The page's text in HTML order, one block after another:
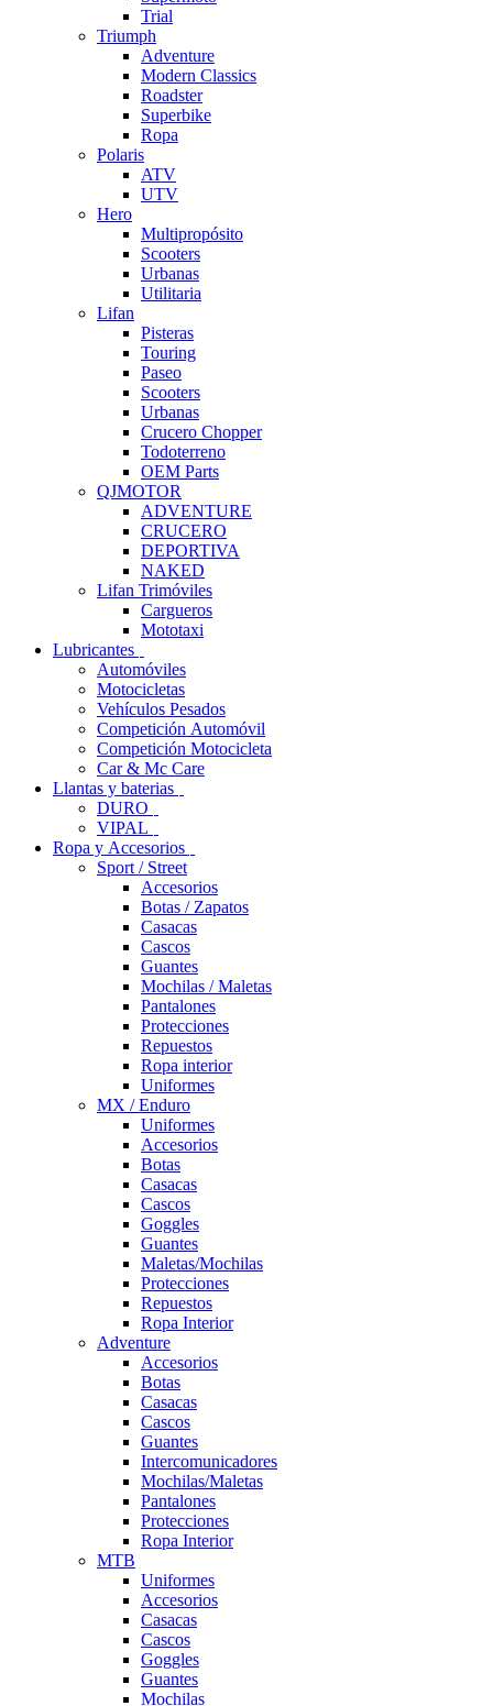
Trial
Triumph
Adventure
Modern Classics
Roadster
Superbike
Ropa
Polaris
ATV
UTV
Hero
Multipropósito
Scooters
Urbanas
Utilitaria
Lifan
Pisteras
Touring
Paseo
Scooters
Urbanas
Crucero Chopper
Todoterreno
OEM Parts
QJMOTOR
ADVENTURE
CRUCERO
DEPORTIVA
NAKED
Lifan Trimóviles
Cargueros
Mototaxi
Lubricantes
Automóviles
Motocicletas
Vehículos Pesados
Competición Automóvil
Competición Motocicleta
Car & Mc Care
Llantas y baterias
DURO
VIPAL
Ropa y Accesorios
Sport / Street
Accesorios
Botas / Zapatos
Casacas
Cascos
Guantes
Mochilas / Maletas
Pantalones
Protecciones
Repuestos
Ropa interior
Uniformes
MX / Enduro
Uniformes
Accesorios
Botas
Casacas
Cascos
Goggles
Guantes
Maletas/Mochilas
Protecciones
Repuestos
Ropa Interior
Adventure
Accesorios
Botas
Casacas
Cascos
Guantes
Intercomunicadores
Mochilas/Maletas
Pantalones
Protecciones
Ropa Interior
MTB
Uniformes
Accesorios
Casacas
Cascos
Goggles
Guantes
Mochilas